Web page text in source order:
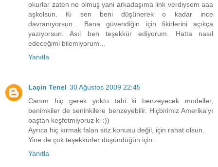
okurlar zaten ne olmuş yani arkadaşıma link verdiysem aaa
aşkolsun. Ki sen beni düşünerek o kadar ince
davranıyorsun... Bana güvendiğin için fikirlerini açıkça
yazıyorsun. Asıl ben teşekkür ediyorum. Hatta nasıl
edeceğimi bilemiyorum...
Yanıtla
Laçin Tenel 30 Ağustos 2009 22:45
Canım hiç gerek yoktu...tabi ki benzeyecek modeller,
benimkiler de seninkilere benzeyebilir. Hiçbirimiz Amerika'yı
baştan keşfetmiyoruz ki :))
Ayrıca hiç kırmak falan söz konusu değil, için rahat olsun.
Yine de çok teşekkürler düşündüğün için..
Yanıtla